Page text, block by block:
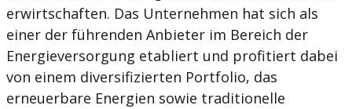
erwirtschaften. Das Unternehmen hat sich als
einer der führenden Anbieter im Bereich der
Energieversorgung etabliert und profitiert dabei
von einem diversifizierten Portfolio, das
erneuerbare Energien sowie traditionelle